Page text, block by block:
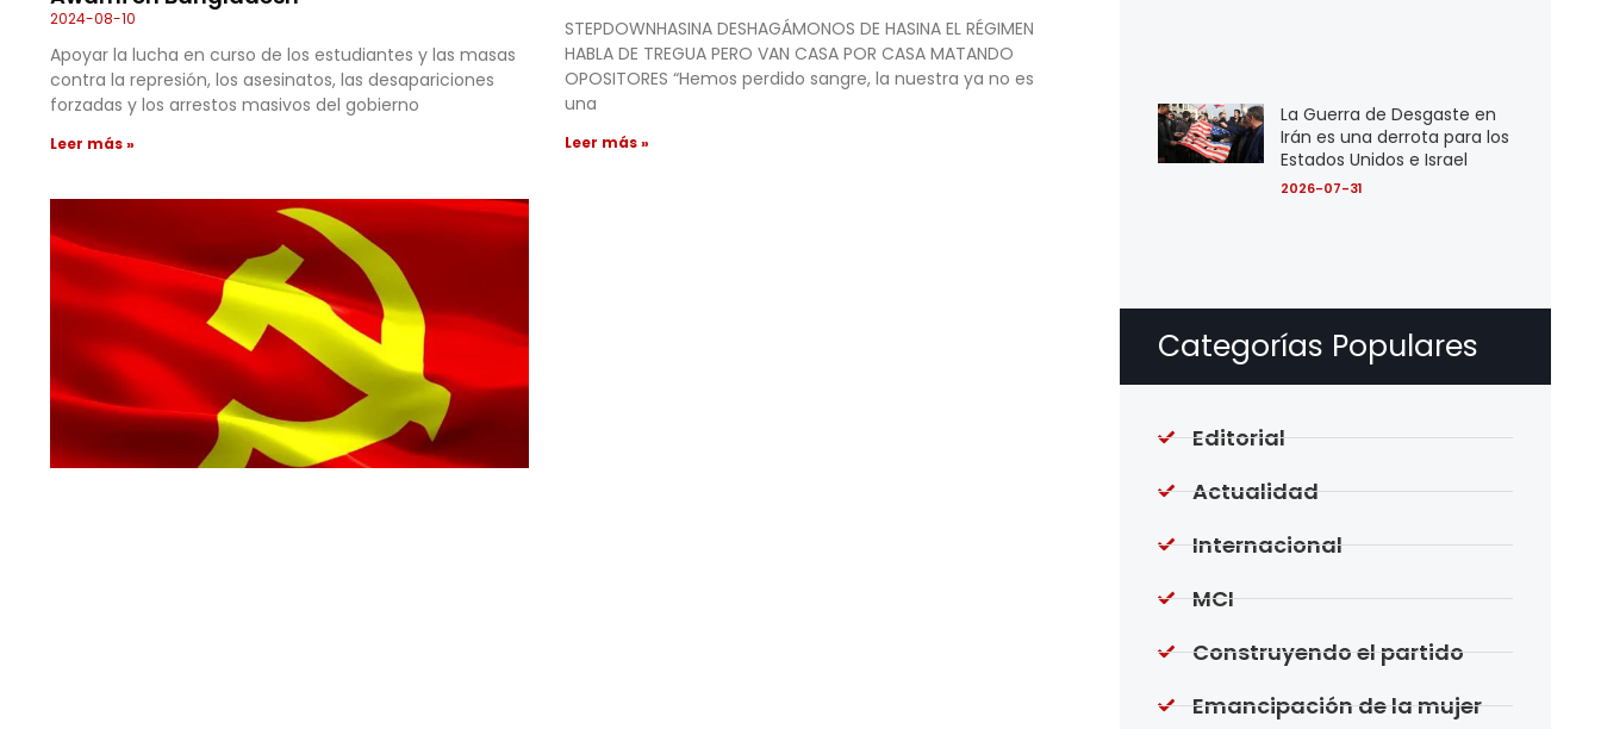
2024-08-10
Apoyar la lucha en curso de los estudiantes y las masas
contra la represión, los asesinatos, las desapariciones
forzadas y los arrestos masivos del gobierno
Leer más »
STEPDOWNHASINA DESHAGÁMONOS DE HASINA EL RÉGIMEN
HABLA DE TREGUA PERO VAN CASA POR CASA MATANDO
OPOSITORES “Hemos perdido sangre, la nuestra ya no es
una
Leer más »
La Guerra de Desgaste en
Irán es una derrota para los
Estados Unidos e Israel
2026-07-31
Categorías Populares
Editorial
Actualidad
Internacional
MCI
Construyendo el partido
Emancipación de la mujer